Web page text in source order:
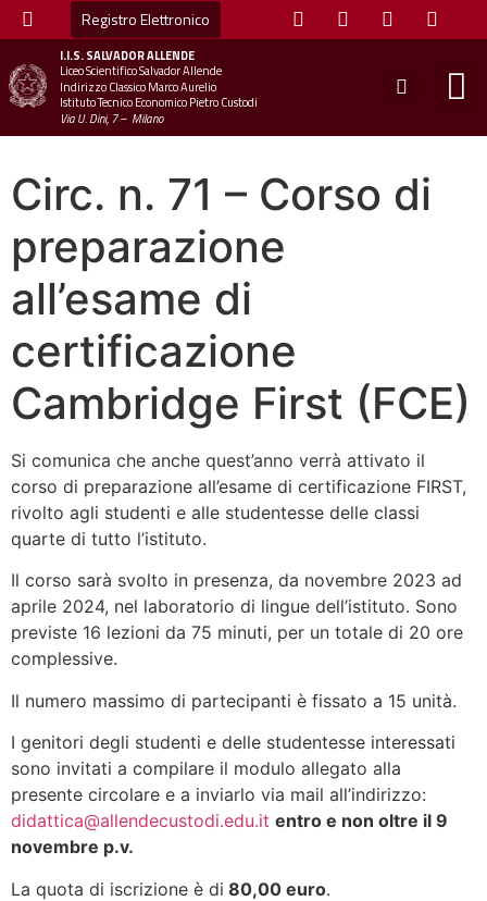
Registro Elettronico
I.I.S.SALVADOR ALLENDE
Liceo Scientifico Salvador Allende
Indirizzo Classico Marco Aurelio
Istituto Tecnico Economico Pietro Custodi
Via U. Dini, 7 – Milano
Circ. n. 71 – Corso di
preparazione
all’esame di
certificazione
Cambridge First (FCE)
Si comunica che anche quest’anno verrà attivato il
corso di preparazione all’esame di certificazione FIRST,
rivolto agli studenti e alle studentesse delle classi
quarte di tutto l’istituto.
Il corso sarà svolto in presenza, da novembre 2023 ad
aprile 2024, nel laboratorio di lingue dell’istituto. Sono
previste 16 lezioni da 75 minuti, per un totale di 20 ore
complessive.
Il numero massimo di partecipanti è fissato a 15 unità.
I genitori degli studenti e delle studentesse interessati
sono invitati a compilare il modulo allegato alla
presente circolare e a inviarlo via mail all’indirizzo:
didattica@allendecustodi.edu.it entro e non oltre il 9
novembre p.v.
La quota di iscrizione è di 80,00 euro.